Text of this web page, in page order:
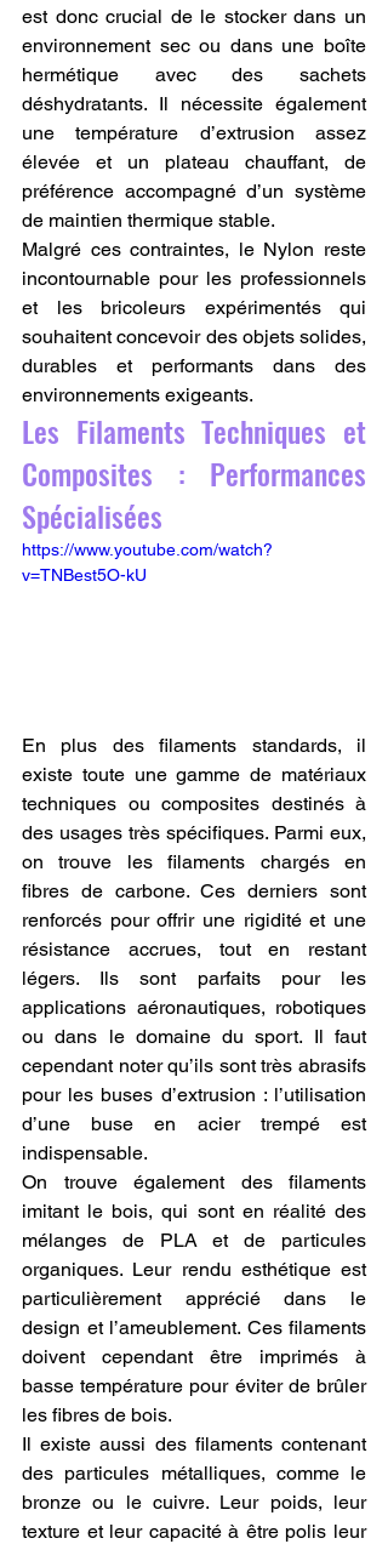
est donc crucial de le stocker dans un
environnement sec ou dans une boîte
hermétique avec des sachets
déshydratants. Il nécessite également
une température d’extrusion assez
élevée et un plateau chauffant, de
préférence accompagné d’un système
de maintien thermique stable.
Malgré ces contraintes, le Nylon reste
incontournable pour les professionnels
et les bricoleurs expérimentés qui
souhaitent concevoir des objets solides,
durables et performants dans des
environnements exigeants.
Les Filaments Techniques et
Composites : Performances
Spécialisées
https://www.youtube.com/watch?
v=TNBest5O-kU
En plus des filaments standards, il
existe toute une gamme de matériaux
techniques ou composites destinés à
des usages très spécifiques. Parmi eux,
on trouve les filaments chargés en
fibres de carbone. Ces derniers sont
renforcés pour offrir une rigidité et une
résistance accrues, tout en restant
légers. Ils sont parfaits pour les
applications aéronautiques, robotiques
ou dans le domaine du sport. Il faut
cependant noter qu’ils sont très abrasifs
pour les buses d’extrusion : l’utilisation
d’une buse en acier trempé est
indispensable.
On trouve également des filaments
imitant le bois, qui sont en réalité des
mélanges de PLA et de particules
organiques. Leur rendu esthétique est
particulièrement apprécié dans le
design et l’ameublement. Ces filaments
doivent cependant être imprimés à
basse température pour éviter de brûler
les fibres de bois.
Il existe aussi des filaments contenant
des particules métalliques, comme le
bronze ou le cuivre. Leur poids, leur
texture et leur capacité à être polis leur